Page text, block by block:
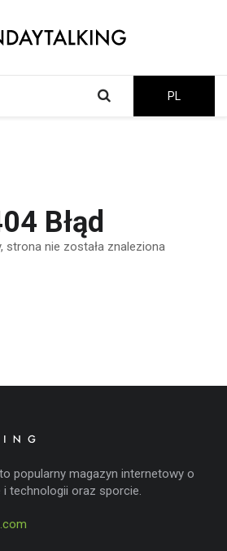
PL
Błąd
strona nie została znaleziona
to popularny magazyn internetowy o
technologii oraz sporcie.